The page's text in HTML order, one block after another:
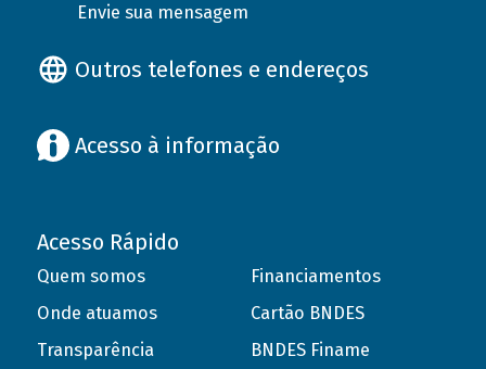
Envie sua mensagem
Outros telefones e endereços
Acesso à informação
Acesso Rápido
Quem somos
Onde atuamos
Transparência
Financiamentos
Cartão BNDES
BNDES Finame